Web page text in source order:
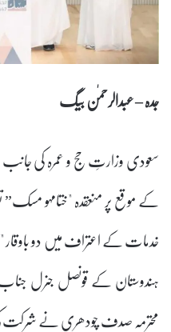
جدہ – عبدالرحمٰن بیگ
کے موقع پر منعقدہ "ختامہو
خدمات کے اعتراف میں دو باوقار
ہندوستان کے قونصل جنرل
محترمہ صدف چودھری نے